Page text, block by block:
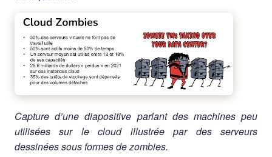
Capture d’une diapositive parlant des machines peu
utilisées sur le cloud illustrée par des serveurs
dessinées sous formes de zombies.